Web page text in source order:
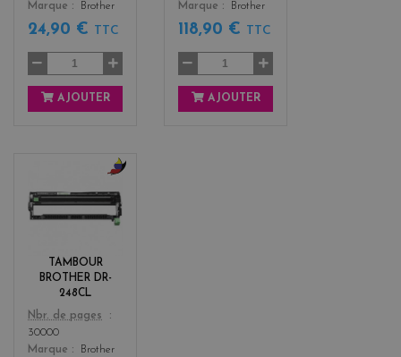
Marque
Brother
24,90 € TTC
AJOUTER
Marque
Brother
118,90 € TTC
AJOUTER
TAMBOUR
BROTHER DR-
248CL
Color
l
a
+
Nbr. de pages
30000
Marque
Brother